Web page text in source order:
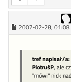
2007-02-28, 01:08
tref napisał/a:
PiotruśP, ale
"mówi" nick